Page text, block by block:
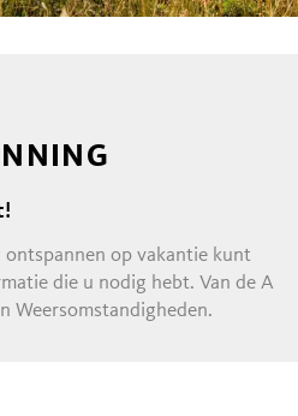
op vakantie kunt
die u nodig hebt. Van de A
Weersomstandigheden.